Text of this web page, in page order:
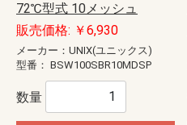
72℃型式 10メッシュ
販売価格: ￥6,930
メーカー：UNIX(ユニックス)
型番： BSW100SBR10MDSP
数量